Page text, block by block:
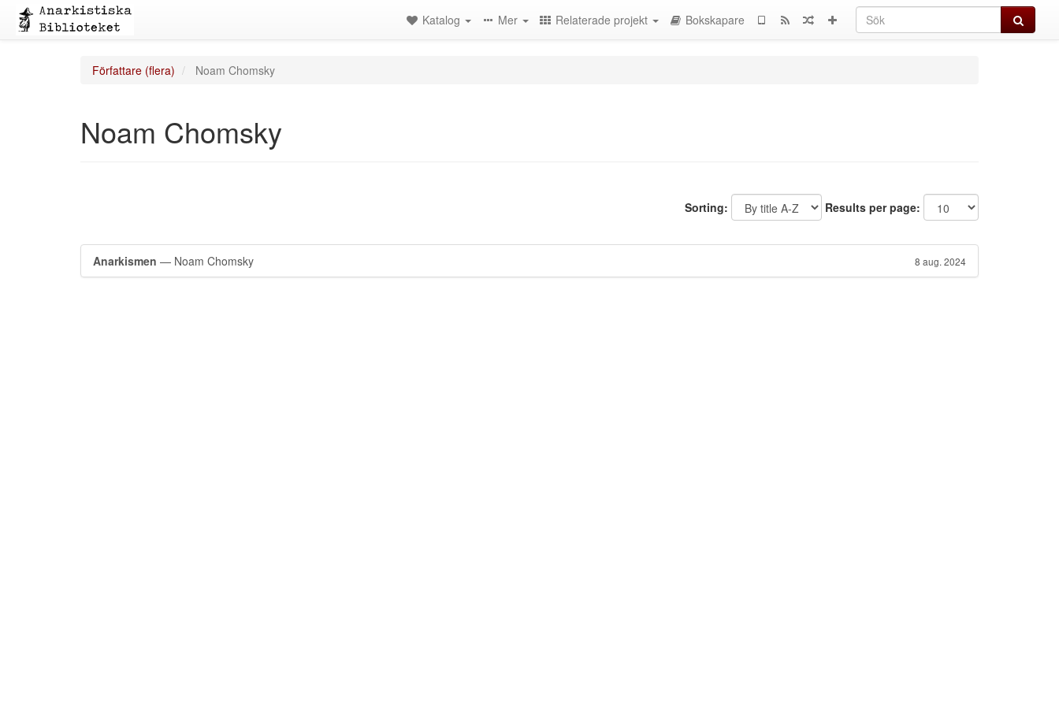
Sök
Katalog Mer Relaterade projekt Bokskapare
Författare (flera) Noam Chomsky
Noam Chomsky
Sorting: Results per page:
Anarkismen — Noam Chomsky 8 aug. 2024